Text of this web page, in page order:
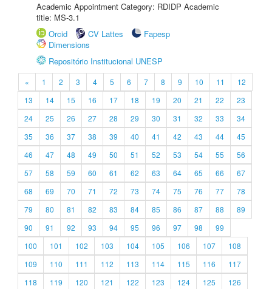
Academic Appointment Category: RDIDP Academic
title: MS-3.1
Orcid
CV Lattes
Fapesp
Dimensions
Repositório Institucional UNESP
« 1 2 3 4 5 6 7 8 9 10 11
12
13
14 15 16 17 18 19 20 21 22
23
24
25 26 27 28 29 30 31 32 33
34
35
36 37 38 39 40 41 42 43 44
45
46
47 48 49 50 51 52 53 54 55
56
57
58 59 60 61 62 63 64 65 66
67
68
69 70 71 72 73 74 75 76 77
78
79
80 81 82 83 84 85 86 87 88
89
90
91 92 93 94 95 96 97 98
99
100
101 102 103 104 105 106 107
108
109
110 111 112 113 114 115 116
117
118
119 120 121 122 123 124 125
126